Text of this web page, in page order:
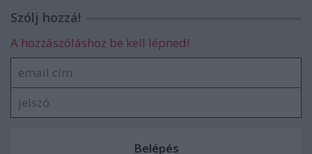
Szólj hozzá!
A hozzászóláshoz be kell lépned!